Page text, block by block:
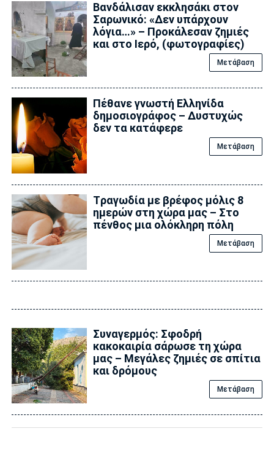
Βανδάλισαν εκκλησάκι στον
Σαρωνικό: «Δεν υπάρχουν
λόγια…» – Προκάλεσαν ζημιές
και στο Ιερό, (φωτογραφίες)
Μετάβαση
Πέθανε γνωστή Ελληνίδα
δημοσιογράφος – Δυστυχώς
δεν τα κατάφερε
Μετάβαση
Tραγωδία με βρέφος μόλις 8
ημερών στη χώρα μας – Στο
πένθος μια ολόκληρη πόλη
Μετάβαση
Συναγερμός: Σφοδρή
κακοκαιρία σάρωσε τη χώρα
μας – Μεγάλες ζημιές σε σπίτια
και δρόμους
Μετάβαση